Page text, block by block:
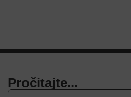
Pročitajte...